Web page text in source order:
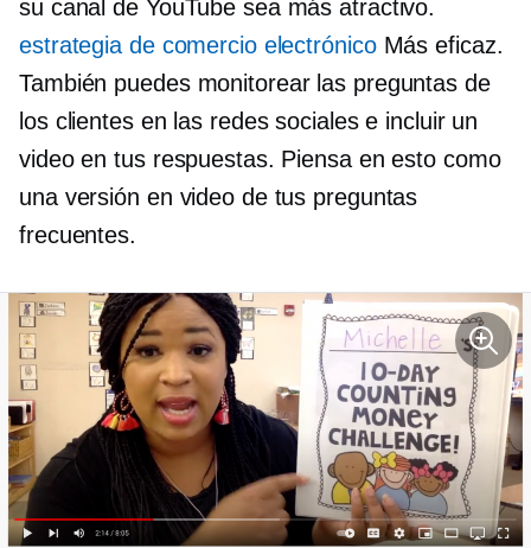
su canal de YouTube sea más atractivo.
estrategia de comercio electrónicoMás eficaz.
También puedes monitorear las preguntas de
los clientes en las redes sociales e incluir un
video en tus respuestas. Piensa en esto como
una versión en video de tus preguntas
frecuentes.